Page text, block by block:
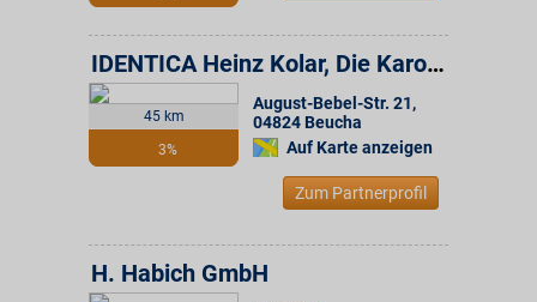
45 km
3%
IDENTICA Heinz Kolar, Die Karosserie- und Lackexperten
August-Bebel-Str. 21,
04824 Beucha
Auf Karte anzeigen
Zum Partnerprofil
H. Habich GmbH